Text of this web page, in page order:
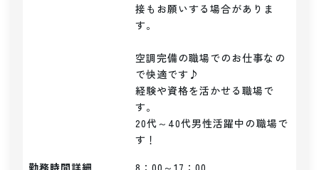
接もお願いする場合がありま
す。
空調完備の職場でのお仕事なの
で快適です♪
経験や資格を活かせる職場で
す。
20代～40代男性活躍中の職場で
す！
勤務時間詳細
8：00～17：00